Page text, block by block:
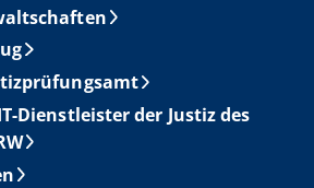
Dienstleister der Justiz des